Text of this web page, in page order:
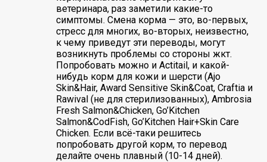
ветеринара, раз заметили какие-то
симптомы. Смена корма — это, во-первых,
стресс для многих, во-вторых, неизвестно,
к чему приведут эти переводы, могут
возникнуть проблемы со стороны жкт.
Попробовать можно и Actitail, и какой-
нибудь корм для кожи и шерсти (Ajo
Skin&Hair, Award Sensitive Skin&Coat, Craftia и
Rawival (не для стерилизованных), Ambrosia
Fresh Salmon&Chicken, Go’Kitchen
Salmon&CodFish, Go’Kitchen Hair+Skin Care
Chicken. Если всё-таки решитесь
попробовать другой корм, то перевод
делайте очень плавный (10-14 дней).